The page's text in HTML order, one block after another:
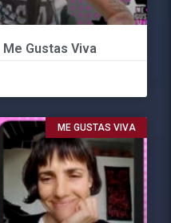
Gustas Viva
ME GUSTAS VIVA